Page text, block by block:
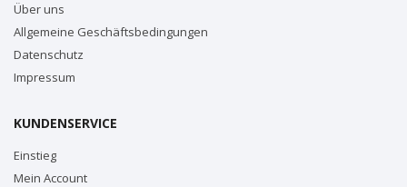
Über uns
Allgemeine Geschäftsbedingungen
Datenschutz
Impressum
KUNDENSERVICE
Einstieg
Mein Account